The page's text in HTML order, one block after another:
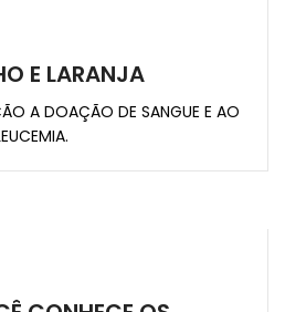
E LARANJA
A DOAÇÃO DE SANGUE E AO